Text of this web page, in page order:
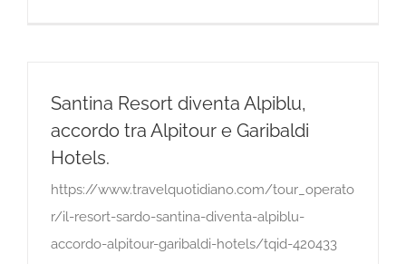
Santina Resort diventa Alpiblu,
accordo tra Alpitour e Garibaldi
Hotels.
https://www.travelquotidiano.com/tour_operato
r/il-resort-sardo-santina-diventa-alpiblu-
accordo-alpitour-garibaldi-hotels/tqid-420433